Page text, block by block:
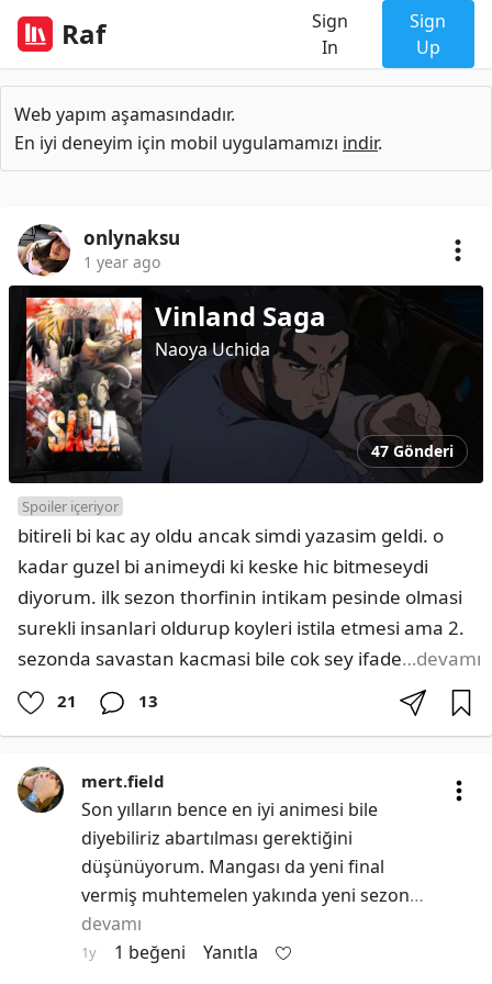
Raf
Sign
In
Sign
Up
Web yapım aşamasındadır.
En iyi deneyim için mobil uygulamamızı indir.
onlynaksu
1 year ago
Vinland Saga
Naoya Uchida
47 Gönderi
Spoiler içeriyor
bitireli bi kac ay oldu ancak simdi yazasim geldi. o
kadar guzel bi animeydi ki keske hic bitmeseydi
diyorum. ilk sezon thorfinin intikam pesinde olmasi
surekli insanlari oldurup koyleri istila etmesi ama 2.
sezonda savastan kacmasi bile cok sey ifade…devamı
21 13
mert.field
Son yılların bence en iyi animesi bile
diyebiliriz abartılması gerektiğini
düşünüyorum. Mangası da yeni final
vermiş muhtemelen yakında yeni sezon…
devamı
1y 1 beğeni Yanıtla